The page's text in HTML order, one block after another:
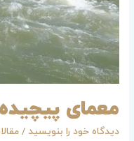
معمای
دیدگاه‌ خود را بنویسید /